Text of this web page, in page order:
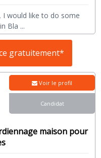
I would like to do some
Bla ...
gratuitement*
maison pour
Voir le profil
Candidat